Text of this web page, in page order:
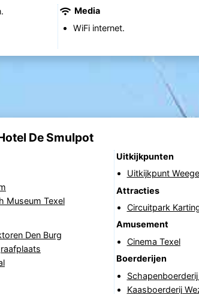
Media
WiFi internet.
De Smulpot
Museum Texel
Den Burg
Uitkijkpunten
Uitkijkpunt
Attracties
Circuitpark
Amusement
Cinema Texel
Boerderijen
Schapenboerderij
Kaasboerderij